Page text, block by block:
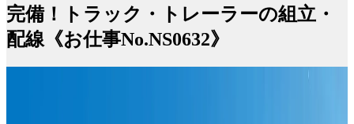
完備！トラック・トレーラーの組立・
配線《お仕事No.NS0632》